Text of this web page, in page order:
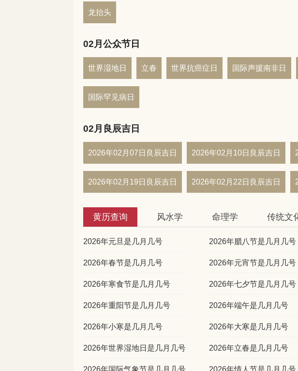
龙抬头
02月公众节日
世界湿地日 立春 世界抗癌症日 国际声援南非日
国际罕见病日
02月良辰吉日
2026年02月07日良辰吉日 2026年02月10日良辰吉日
2026年02月19日良辰吉日 2026年02月22日良辰吉日
黄历查询 风水学 命理学 传统文
2026年元旦是几月几号 2026年腊八节是几月几号
2026年春节是几月几号 2026年元宵节是几月几号
2026年寒食节是几月几号 2026年七夕节是几月几号
2026年重阳节是几月几号 2026年端午是几月几号
2026年小寒是几月几号 2026年大寒是几月几号
2026年世界湿地日是几月几号 2026年立春是几月几号
2026年国际气象节是几月几号 2026年情人节是几月几号